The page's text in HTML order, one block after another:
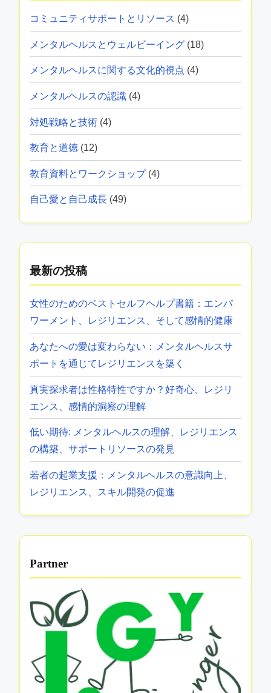
コミュニティサポートとリソース (4)
メンタルヘルスとウェルビーイング (18)
メンタルヘルスに関する文化的視点 (4)
メンタルヘルスの認識 (4)
対処戦略と技術 (4)
教育と道徳 (12)
教育資料とワークショップ(4)
自己愛と自己成長 (49)
最新の投稿
女性のためのベストセルフヘルプ書籍：エンパ
ワーメント、レジリエンス、そして感情的健康
あなたへの愛は変わらない：メンタルヘルスサ
ポートを通じてレジリエンスを築く
真実探求者は性格特性ですか？好奇心、レジリ
エンス、感情的洞察の理解
低い期待: メンタルヘルスの理解、レジリエンス
の構築、サポートリソースの発見
若者の起業支援：メンタルヘルスの意識向上、
レジリエンス、スキル開発の促進
Partner